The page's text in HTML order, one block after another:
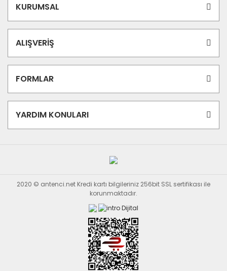
KURUMSAL
ALIŞVERİŞ
FORMLAR
YARDIM KONULARI
2020 © antenci.net Kredi kartı bilgileriniz 256bit SSL sertifikası ile
korunmaktadır.